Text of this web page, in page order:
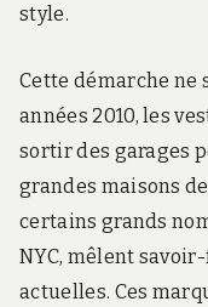
style.
Cette démarche ne
années 2010, les
sortir des garages
grandes maisons
certains grands
NYC, mêlent
actuelles. Ces